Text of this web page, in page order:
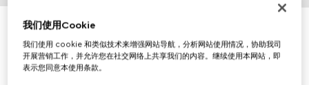
GG桑蚕丝领带
A$400
相关款式黑色真丝
我们使用Cookie
我们使用 cookie 和类似技术来增强网站导航，分析网站使用情况，协助我司
开展营销工作，并允许您在社交网络上共享我们的内容。继续使用本网站，即
表示您同意本使用条款。